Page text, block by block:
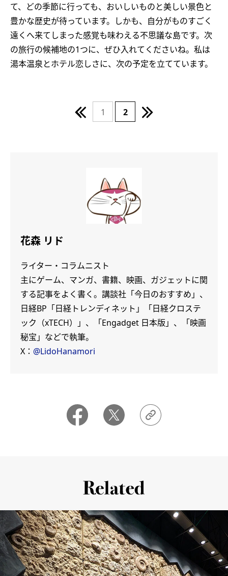
て、どの季節に行っても、おいしいものと美しい景色と
豊かな歴史が待っています。しかも、自分がものすごく
遠くへ来てしまった感覚も味わえる不思議な島です。次
の旅行の候補地の1つに、ぜひ入れてくださいね。私は
湯本温泉とホテル恋しさに、次の予定を立てています。
1 2
花森 リド
ライター・コラムニスト
主にゲーム、マンガ、書籍、映画、ガジェットに関
する記事をよく書く。講談社「今日のおすすめ」、
日経BP「日経トレンディネット」「日経クロステ
ック（xTECH）」、「Engadget 日本版」、「映画
秘宝」などで執筆。
X： @LidoHanamori